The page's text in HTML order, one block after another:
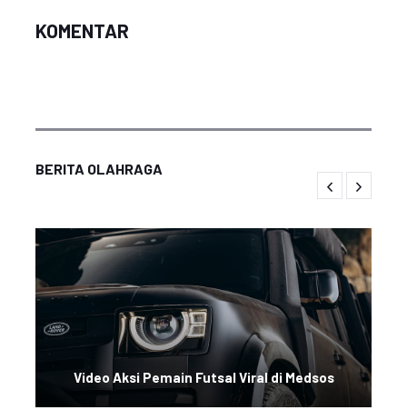
KOMENTAR
BERITA OLAHRAGA
Video Aksi Pemain Futsal Viral di Medsos